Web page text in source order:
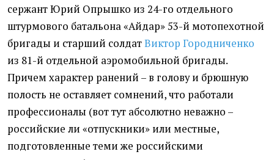
сержант Юрий Опрышко из 24-го отдельного
штурмового батальона «Айдар» 53-й мотопехотной
бригады и старший солдатВиктор Городниченко
из 81-й отдельной аэромобильной бригады.
Причем характер ранений – в голову и брюшную
полость не оставляет сомнений, что работали
профессионалы (вот тут абсолютно неважно –
российские ли «отпускники» или местные,
подготовленные теми же российскими